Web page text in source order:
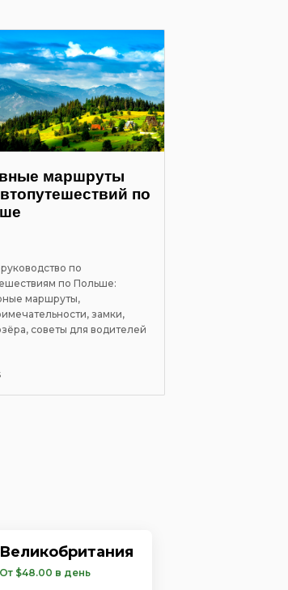
маршруты
по
по
по Польше:
маршруты,
замки,
советы для водителей
Великобритания
От $48.00 в день